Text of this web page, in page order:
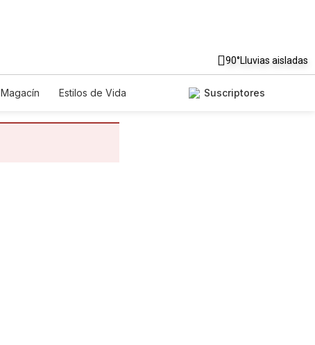
90°Lluvias aisladas
Magacín
Estilos de Vida
Suscriptores